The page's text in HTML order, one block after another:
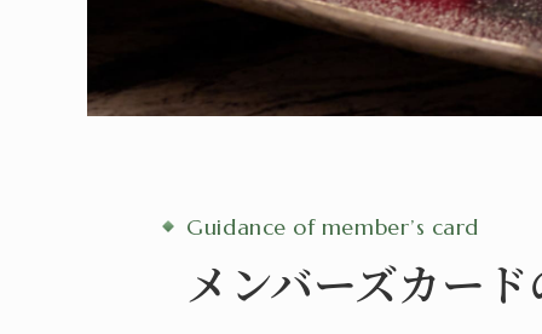
Guidance of member’s card
メンバーズカー